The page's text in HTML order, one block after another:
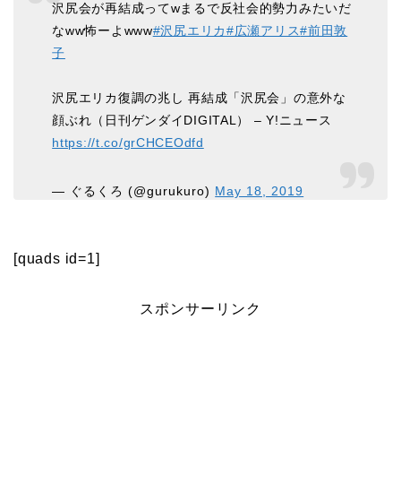
沢尻会が再結成ってwまるで反社会的勢力みたいだ
なww怖ーよwww#沢尻エリカ#広瀬アリス#前田敦
子
沢尻エリカ復調の兆し 再結成「沢尻会」の意外な
顔ぶれ（日刊ゲンダイDIGITAL） – Y!ニュース
https://t.co/grCHCEOdfd
— ぐるくろ (@gurukuro) May 18, 2019
[quads id=1]
スポンサーリンク